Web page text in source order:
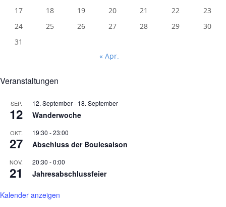
17
18 19 20 21 22
23
24
25 26 27 28 29
30
31
« Apr.
Veranstaltungen
SEP.
12
12. September- 18. September
Wanderwoche
OKT.
27
19:30 -23:00
Abschluss der Boulesaison
NOV.
21
20:30 -0:00
Jahresabschlussfeier
Kalender anzeigen